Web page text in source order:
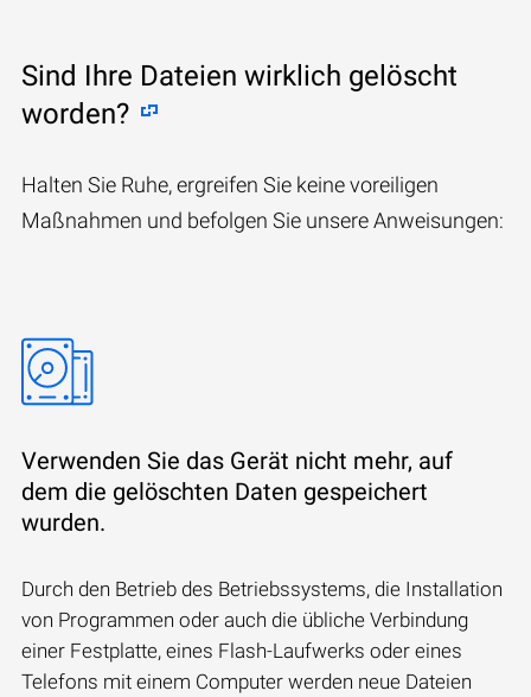
Sind Ihre Dateien wirklich gelöscht
worden?
Halten Sie Ruhe, ergreifen Sie keine voreiligen
Maßnahmen und befolgen Sie unsere Anweisungen:
Verwenden Sie das Gerät nicht mehr, auf
dem die gelöschten Daten gespeichert
wurden.
Durch den Betrieb des Betriebssystems, die Installation
von Programmen oder auch die übliche Verbindung
einer Festplatte, eines Flash-Laufwerks oder eines
Telefons mit einem Computer werden neue Dateien